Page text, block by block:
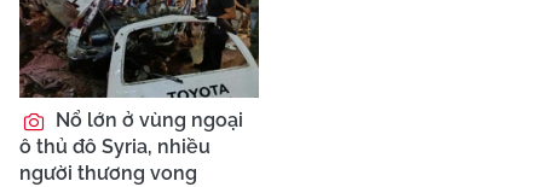
Nổ lớn ở vùng ngoại
ô thủ đô Syria, nhiều
người thương vong